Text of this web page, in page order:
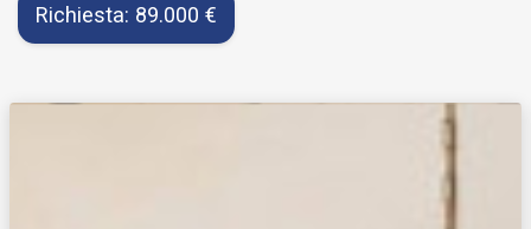
Richiesta: 89.000 €